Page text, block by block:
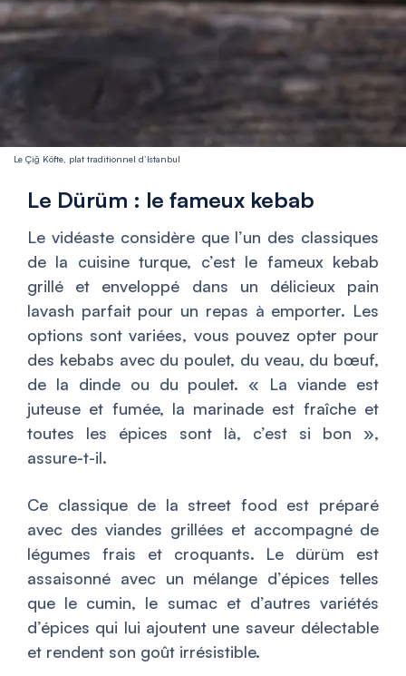
Le Çiğ Köfte, plat traditionnel d’Istanbul
Le Dürüm : le fameux kebab
Le vidéaste considère que l’un des classiques
de la cuisine turque, c’est le fameux kebab
grillé et enveloppé dans un délicieux pain
lavash parfait pour un repas à emporter. Les
options sont variées, vous pouvez opter pour
des kebabs avec du poulet, du veau, du bœuf,
de la dinde ou du poulet. « La viande est
juteuse et fumée, la marinade est fraîche et
toutes les épices sont là, c’est si bon »,
assure-t-il.
Ce classique de la street food est préparé
avec des viandes grillées et accompagné de
légumes frais et croquants. Le dürüm est
assaisonné avec un mélange d’épices telles
que le cumin, le sumac et d’autres variétés
d’épices qui lui ajoutent une saveur délectable
et rendent son goût irrésistible.